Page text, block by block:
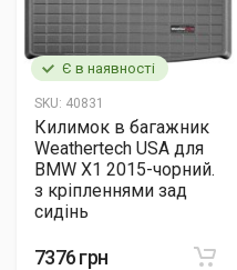
Є в наявності
SKU: 40831
Килимок в багажник
Weathertech USA для
BMW X1 2015-чорний.
з кріпленнями зад
сидінь
7376 грн